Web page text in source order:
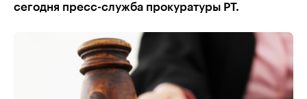
сегодня пресс-служба прокуратуры РТ.